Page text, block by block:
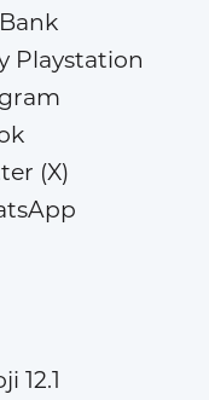
Playstation
(X)
12.1